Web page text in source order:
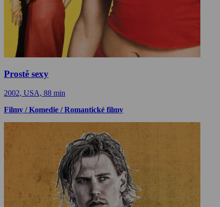
Prostě sexy
2002, USA, 88 min
Filmy / Komedie / Romantické filmy